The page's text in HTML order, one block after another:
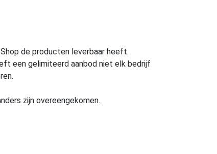
de producten leverbaar heeft.
een gelimiteerd aanbod niet elk bedrijf
zijn overeengekomen.